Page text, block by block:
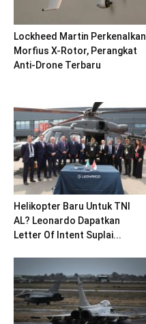
Lockheed Martin Perkenalkan
Morfius X-Rotor, Perangkat
Anti-Drone Terbaru
Helikopter Baru Untuk TNI
AL? Leonardo Dapatkan
Letter Of Intent Suplai...